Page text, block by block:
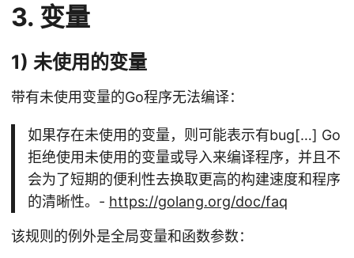
3. 变量
1) 未使用的变量
带有未使用变量的Go程序无法编译：
如果存在未使用的变量，则可能表示有bug[…] Go
拒绝使用未使用的变量或导入来编译程序，并且不
会为了短期的便利性去换取更高的构建速度和程序
的清晰性。- https://golang.org/doc/faq
该规则的例外是全局变量和函数参数：